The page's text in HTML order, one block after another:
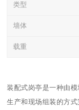
类型
墙体
载重
装配式岗亭是一种由
生产和现场组装的方